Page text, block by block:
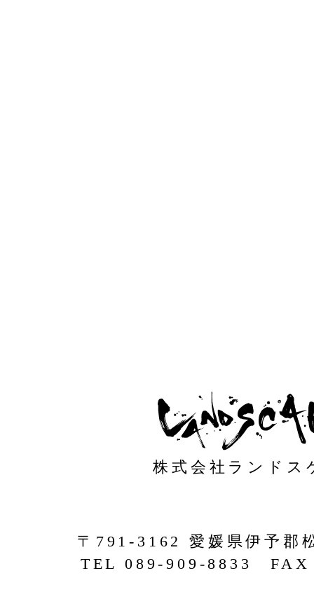
〒791-3162 愛媛県伊予郡
TEL 089-909-8833 FAX
株式会社ランドス